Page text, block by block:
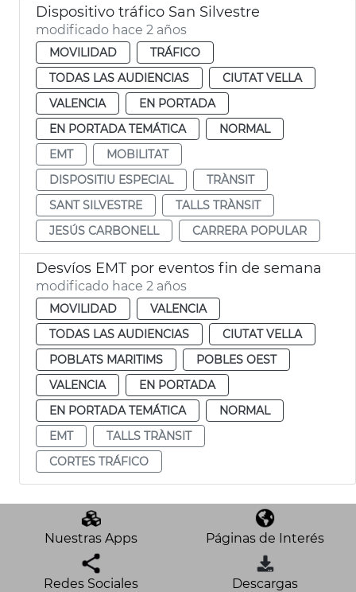
Dispositivo tráfico San Silvestre
modificado hace 2 años
MOVILIDAD
TRÁFICO
TODAS LAS AUDIENCIAS
CIUTAT VELLA
VALENCIA
EN PORTADA
EN PORTADA TEMÁTICA
NORMAL
EMT
MOBILITAT
DISPOSITIU ESPECIAL
TRÀNSIT
SANT SILVESTRE
TALLS TRÀNSIT
JESÚS CARBONELL
CARRERA POPULAR
Desvíos EMT por eventos fin de semana
modificado hace 2 años
MOVILIDAD
VALENCIA
TODAS LAS AUDIENCIAS
CIUTAT VELLA
POBLATS MARITIMS
POBLES OEST
VALENCIA
EN PORTADA
EN PORTADA TEMÁTICA
NORMAL
EMT
TALLS TRÀNSIT
CORTES TRÁFICO
Nuestras Apps Páginas de Interés
Redes Sociales Descargas